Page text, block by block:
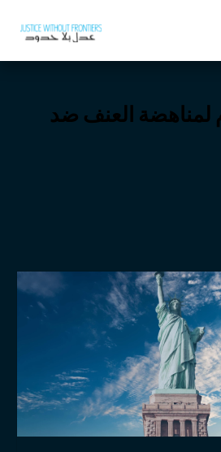
Related